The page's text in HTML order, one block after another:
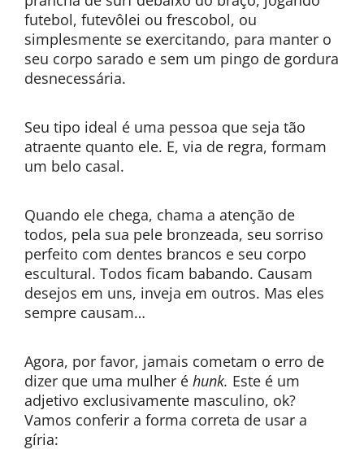
futebol, futevôlei ou frescobol, ou
simplesmente se exercitando, para manter o
seu corpo sarado e sem um pingo de gordura
desnecessária.
Seu tipo ideal é uma pessoa que seja tão
atraente quanto ele. E, via de regra, formam
um belo casal.
Quando ele chega, chama a atenção de
todos, pela sua pele bronzeada, seu sorriso
perfeito com dentes brancos e seu corpo
escultural. Todos ficam babando. Causam
desejos em uns, inveja em outros. Mas eles
sempre causam…
Agora, por favor, jamais cometam o erro de
dizer que uma mulher é hunk. Este é um
adjetivo exclusivamente masculino, ok?
Vamos conferir a forma correta de usar a
gíria: